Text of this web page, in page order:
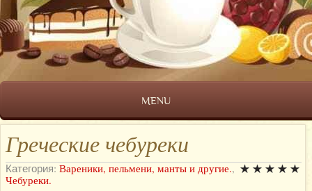
MENU
Греческие чебуреки
Категория: Вареники, пельмени, манты и другие.,
Чебуреки.